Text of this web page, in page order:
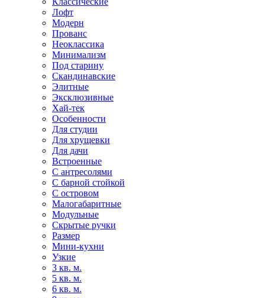
Лофт
Модерн
Прованс
Неоклассика
Минимализм
Под старину
Скандинавские
Элитные
Эксклюзивные
Хай-тек
Особенности
Для студии
Для хрущевки
Для дачи
Встроенные
С антресолями
С барной стойкой
С островом
Малогабаритные
Модульные
Скрытые ручки
Размер
Мини-кухни
Узкие
3 кв. м.
5 кв. м.
6 кв. м.